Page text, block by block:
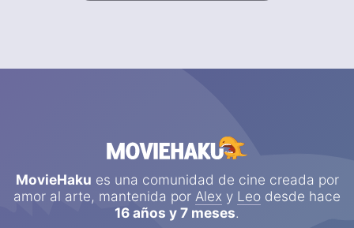
MovieHaku es una comunidad de cine creada por
amor al arte, mantenida por Alex y Leo desde hace
16 años y 7 meses.